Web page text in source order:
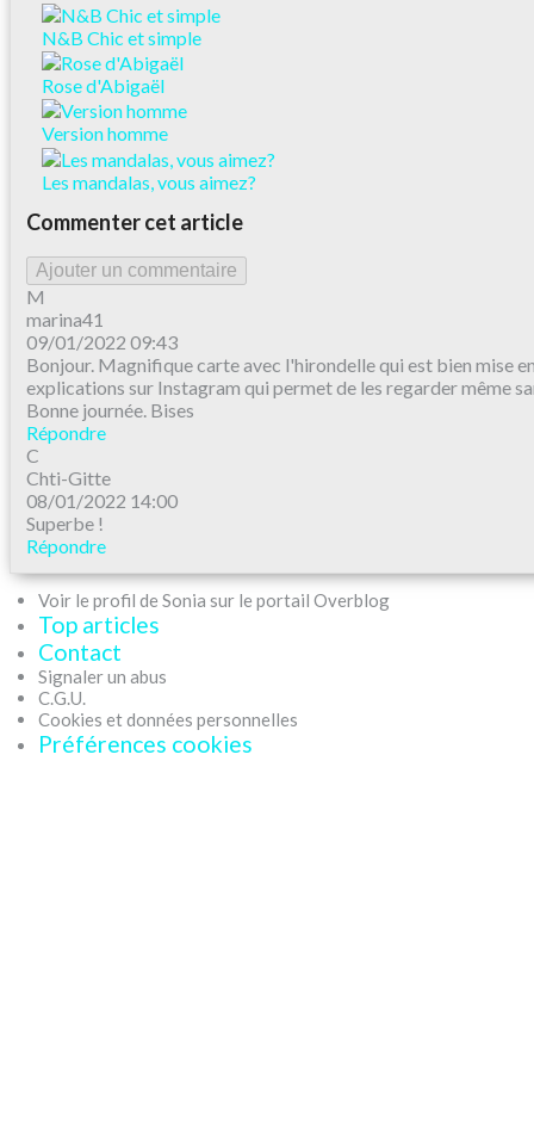
N&B Chic et simple
Rose d'Abigaël
Version homme
Les mandalas, vous aimez?
Commenter cet article
Ajouter un commentaire
M
marina41
09/01/2022 09:43
Bonjour. Magnifique carte avec l'hirondelle qui est bien mise
explications sur Instagram qui permet de les regarder même
Bonne journée. Bises
Répondre
C
Chti-Gitte
08/01/2022 14:00
Superbe !
Répondre
Voir le profil de Sonia sur le portail Overblog
Top articles
Contact
Signaler un abus
C.G.U.
Cookies et données personnelles
Préférences cookies